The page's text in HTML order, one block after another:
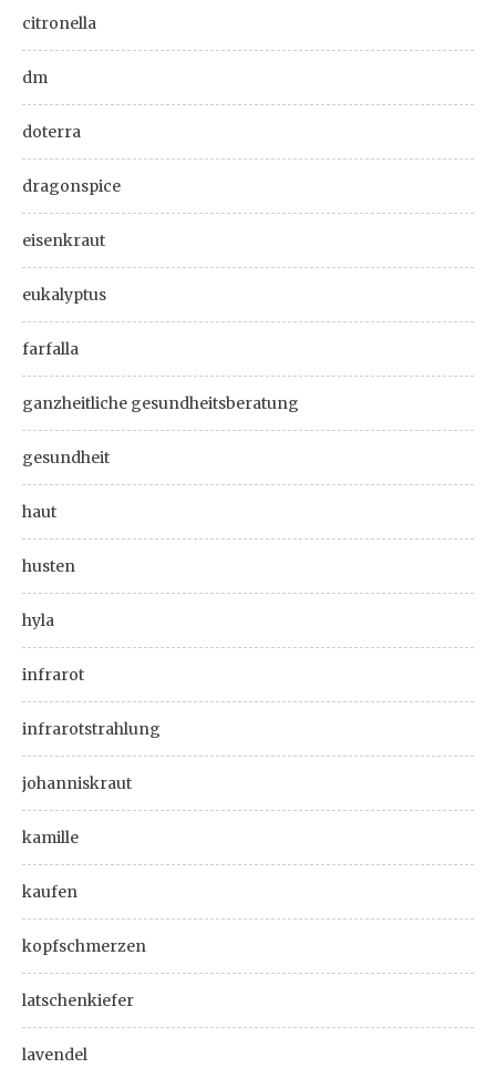
citronella
dm
doterra
dragonspice
eisenkraut
eukalyptus
farfalla
ganzheitliche gesundheitsberatung
gesundheit
haut
husten
hyla
infrarot
infrarotstrahlung
johanniskraut
kamille
kaufen
kopfschmerzen
latschenkiefer
lavendel